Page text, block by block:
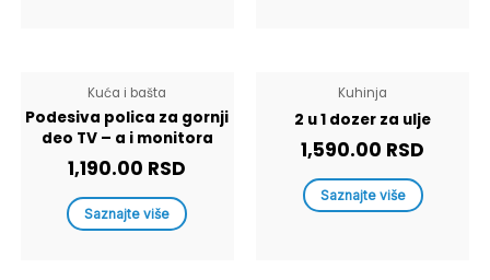
Kuća i bašta
Podesiva polica za gornji
deo TV – a i monitora
1,190.00 RSD
Saznajte više
Kuhinja
2 u 1 dozer za ulje
1,590.00 RSD
Saznajte više